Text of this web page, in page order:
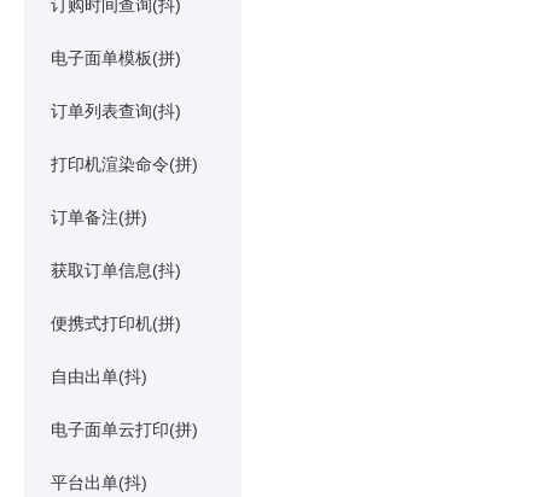
订购时间查询(抖)
电子面单模板(拼)
订单列表查询(抖)
打印机渲染命令(拼)
订单备注(拼)
获取订单信息(抖)
便携式打印机(拼)
自由出单(抖)
电子面单云打印(拼)
平台出单(抖)